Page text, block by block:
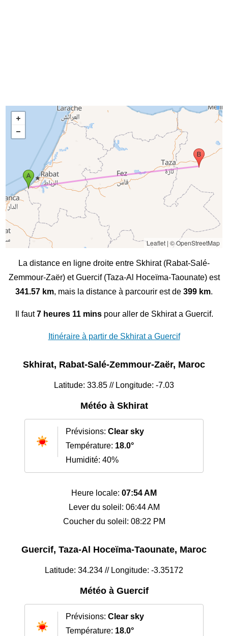
Leaflet| © OpenStreetMap
La distance en ligne droite entre Skhirat (Rabat-Salé-
Zemmour-Zaër) et Guercif (Taza-Al Hoceïma-Taounate) est
341.57 km, mais la distance à parcourir est de 399 km.
Il faut7 heures 11 minspour aller de Skhirat a Guercif.
Itinéraire à partir de Skhirat a Guercif
Skhirat, Rabat-Salé-Zemmour-Zaër, Maroc
Latitude: 33.85 // Longitude: -7.03
Météo à Skhirat
Prévisions: Clear sky
Température: 18.0°
Humidité: 40%
Heure locale: 07:54 AM
Lever du soleil: 06:44 AM
Coucher du soleil: 08:22 PM
Guercif, Taza-Al Hoceïma-Taounate, Maroc
Latitude: 34.234 // Longitude: -3.35172
Météo à Guercif
Prévisions: Clear sky
Température: 18.0°